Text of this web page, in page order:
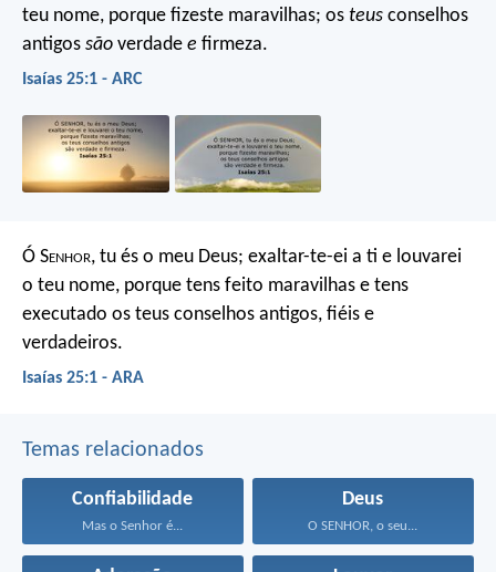
teu nome, porque fizeste maravilhas; os teus conselhos
antigos são verdade e firmeza.
Isaías 25:1 - ARC
Ó Senhor, tu és o meu Deus; exaltar-te-ei a ti e louvarei
o teu nome, porque tens feito maravilhas e tens
executado os teus conselhos antigos, fiéis e
verdadeiros.
Isaías 25:1 - ARA
Temas relacionados
Confiabilidade
Mas o Senhor é...
Deus
O SENHOR, o seu...